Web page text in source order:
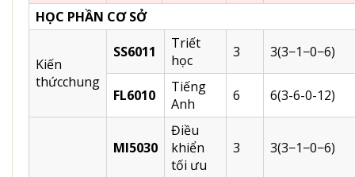
HỌC PHẦN CƠ SỞ
Kiến
thứcchung
SS6011
Triết
học
3 3(3−1−0−6)
FL6010
Tiếng
Anh
6 6(3-6-0-12)
MI5030
Điều
khiển
tối ưu
3 3(3−1−0−6)